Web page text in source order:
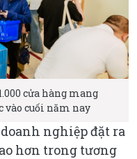
cửa hàng mang
vào cuối năm nay
nghiệp đặt ra
hơn trong tương